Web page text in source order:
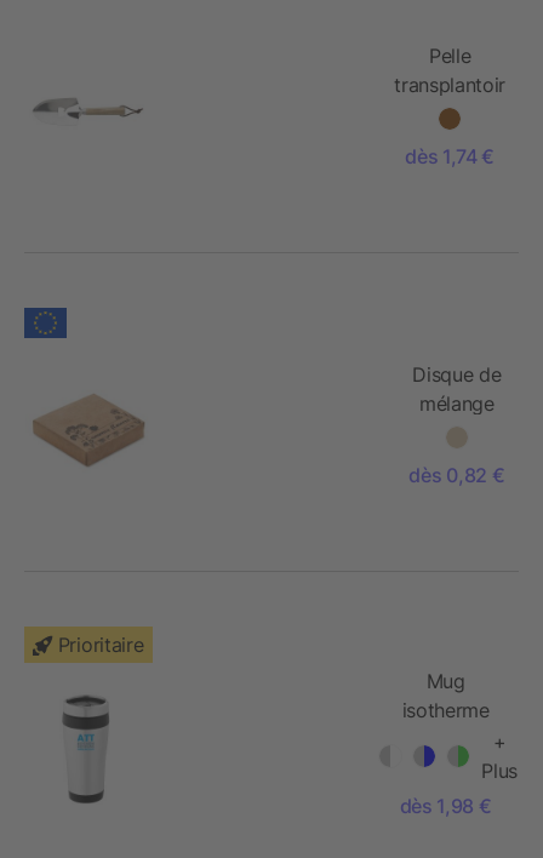
Pelle
transplantoir
en acier
inoxydable
Emmeline
dès 1,74 €
Disque de
mélange
de graines
dès 0,82 €
Prioritaire
Mug
isotherme
+
Plus
dès 1,98 €